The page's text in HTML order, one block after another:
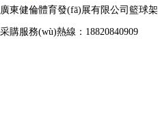
廣東健倫體育發(fā)展有限公司籃球架
采購服務(wù)熱線：18820840909